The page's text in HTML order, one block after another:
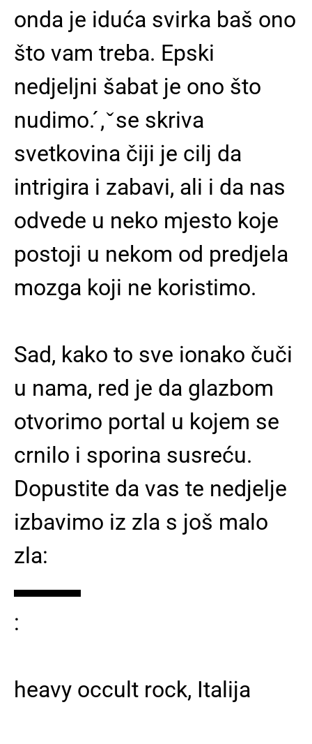
onda je iduća svirka baš ono
što vam treba. Epski
nedjeljni šabat je ono što
nudimo. ́, ̌ se skriva
svetkovina čiji je cilj da
intrigira i zabavi, ali i da nas
odvede u neko mjesto koje
postoji u nekom od predjela
mozga koji ne koristimo.
Sad, kako to sve ionako čuči
u nama, red je da glazbom
otvorimo portal u kojem se
crnilo i sporina susreću.
Dopustite da vas te nedjelje
izbavimo iz zla s još malo
zla:
▬▬▬
:
heavy occult rock, Italija